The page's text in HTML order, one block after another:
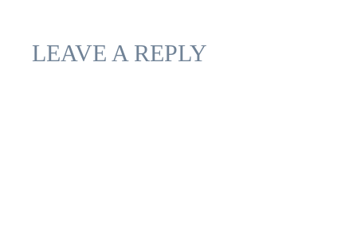
LEAVE A REPLY